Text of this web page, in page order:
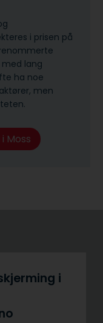
i prisen på
med lang
ha noe
men
Moss
i